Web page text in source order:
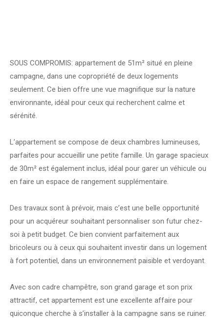
SOUS COMPROMIS: appartement de 51m² situé en pleine
campagne, dans une copropriété de deux logements
seulement. Ce bien offre une vue magnifique sur la nature
environnante, idéal pour ceux qui recherchent calme et
sérénité.
L’appartement se compose de deux chambres lumineuses,
parfaites pour accueillir une petite famille. Un garage spacieux
de 30m² est également inclus, idéal pour garer un véhicule ou
en faire un espace de rangement supplémentaire.
Des travaux sont à prévoir, mais c’est une belle opportunité
pour un acquéreur souhaitant personnaliser son futur chez-
soi à petit budget. Ce bien convient parfaitement aux
bricoleurs ou à ceux qui souhaitent investir dans un logement
à fort potentiel, dans un environnement paisible et verdoyant.
Avec son cadre champêtre, son grand garage et son prix
attractif, cet appartement est une excellente affaire pour
quiconque cherche à s’installer à la campagne sans se ruiner.